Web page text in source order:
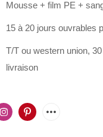
Mousse + film PE +
15 à 20 jours ouvrables
T/T ou western union,
livraison